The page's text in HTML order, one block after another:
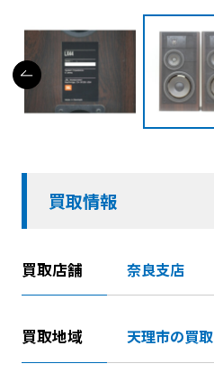
買取情報
買取店舗 奈良支店
買取地域 天理市の買取